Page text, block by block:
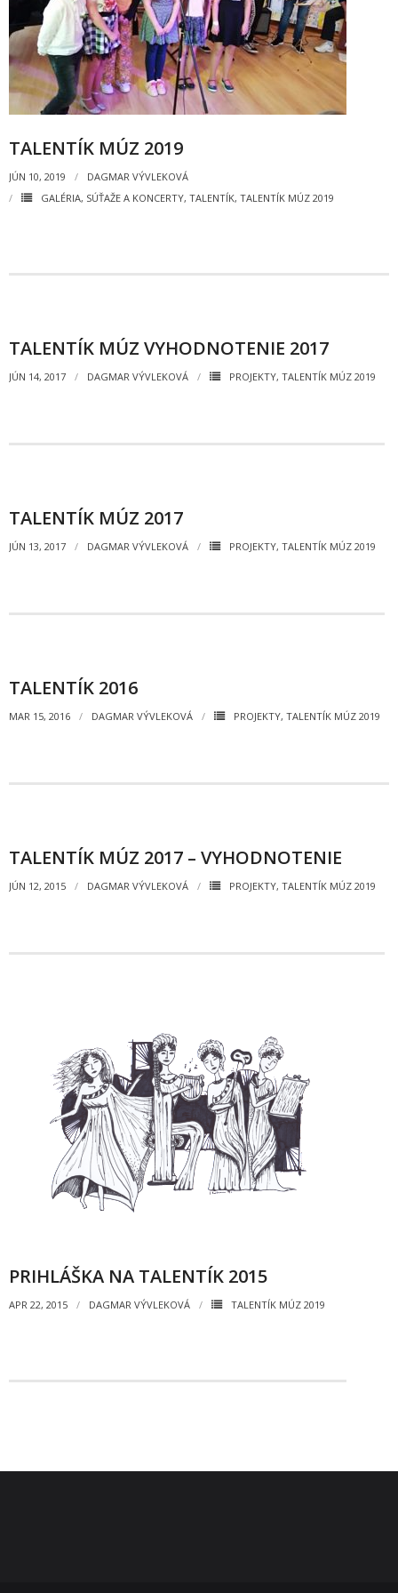
Informácie
- Povinné zverejňovanie informácií
- - Organizačná štruktúra ZUŠ Poltár
- - Zriaďovacia listina ZUŠ Poltár
- - Zoznam platných vnútorných predpisov
- - Súhrnná správa za rok 2021
- Prijímacie konanie
- Informácia pre uchádzača o zamestnanie
Galéria
- Koncerty
- Súťaže
Faktúry, zmluvy, objednávky
- Zmluvy
- - ZMLUVY 2025
- - ZMLUVY 2024
- - ZMLUVY 2023
- - ZMLUVY 2021
- - ZMLUVY 2020
- - OBJEDNÁVKY 2026
TALENTÍK MÚZ 2019
JÚN 10, 2019
DAGMAR VÝVLEKOVÁ
GALÉRIA, SÚŤAŽE A KONCERTY, TALENTÍK, TALENTÍK MÚZ 2019
TALENTÍK MÚZ VYHODNOTENIE 2017
JÚN 14, 2017 DAGMAR VÝVLEKOVÁ PROJEKTY, TALENTÍK MÚZ 2019
TALENTÍK MÚZ 2017
JÚN 13, 2017 DAGMAR VÝVLEKOVÁ PROJEKTY, TALENTÍK MÚZ 2019
TALENTÍK 2016
MAR 15, 2016 DAGMAR VÝVLEKOVÁ PROJEKTY, TALENTÍK MÚZ 2019
TALENTÍK MÚZ 2017 – VYHODNOTENIE
JÚN 12, 2015 DAGMAR VÝVLEKOVÁ PROJEKTY, TALENTÍK MÚZ 2019
PRIHLÁŠKA NA TALENTÍK 2015
APR 22, 2015 DAGMAR VÝVLEKOVÁ TALENTÍK MÚZ 2019